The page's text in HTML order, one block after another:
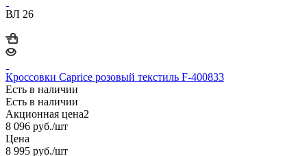
ВЛ 26
Кроссовки Caprice розовый текстиль F-400833
Есть в наличии
Есть в наличии
Акционная цена2
8 096 руб./шт
Цена
8 995 руб./шт